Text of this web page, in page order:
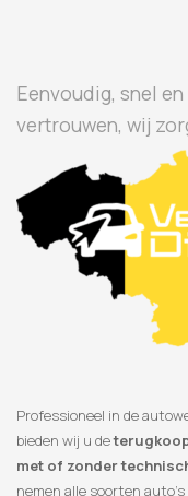
Eenvoudig, snel
vertrouwen, wij
Professioneel in de
bieden wij u de
met of zonder
nemen alle soorten